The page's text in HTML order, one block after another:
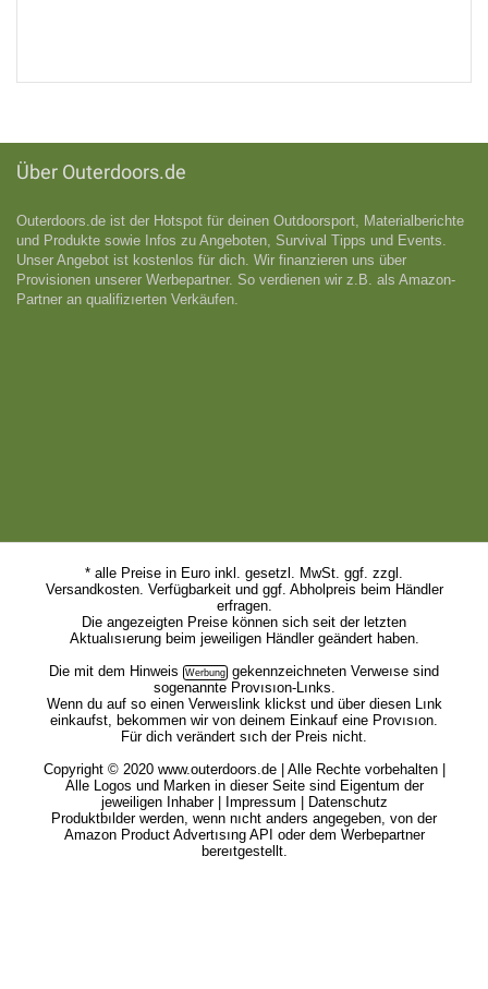
Über Outerdoors.de
Outerdoors.de ist der Hotspot für deinen Outdoorsport, Materialberichte
und Produkte sowie Infos zu Angeboten, Survival Tipps und Events.
Unser Angebot ist kostenlos für dich. Wir finanzieren uns über
Provisionen unserer Werbepartner. So verdienen wir z.B. als Amazon-
Partner an qualifizıerten Verkäufen.
* alle Preise in Euro inkl. gesetzl. MwSt. ggf. zzgl.
Versandkosten. Verfügbarkeit und ggf. Abholpreis beim Händler
erfragen.
Die angezeigten Preise können sich seit der letzten
Aktualısıerung beim jeweiligen Händler geändert haben.
Die mit dem Hinweis
gekennzeichneten Verweıse sind
sogenannte Provısıon-Lınks.
Wenn du auf so einen Verweıslink klickst und über diesen Lınk
einkaufst, bekommen wir von deinem Einkauf eine Provısıon.
Für dich verändert sıch der Preis nicht.
Copyright © 2020 www.outerdoors.de | Alle Rechte vorbehalten |
Alle Logos und Marken in dieser Seite sind Eigentum der
jeweiligen Inhaber |
Impressum
Datenschutz
Produktbılder werden, wenn nıcht anders angegeben, von der
Amazon Product Advertısıng API oder dem Werbepartner
bereıtgestellt.